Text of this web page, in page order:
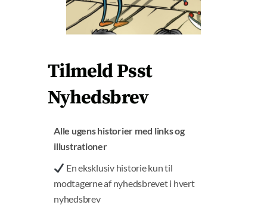
forbilledlig leder i forhold til Covid-19. Den
fortælling er mange mennesker, der ser WHO som en
forbindelse med Covid-19, stærkt uenige i.
Det seneste udkast til den samlede aftale hedder
A/INB/9/3 og er fra 13. marts 2024. Du kan se det
Tilmeld Psst
Nyhedsbrev
Alle ugens historier med links og
illustrationer
En eksklusiv historie kun til
modtagerne af nyhedsbrevet i hvert
nyhedsbrev